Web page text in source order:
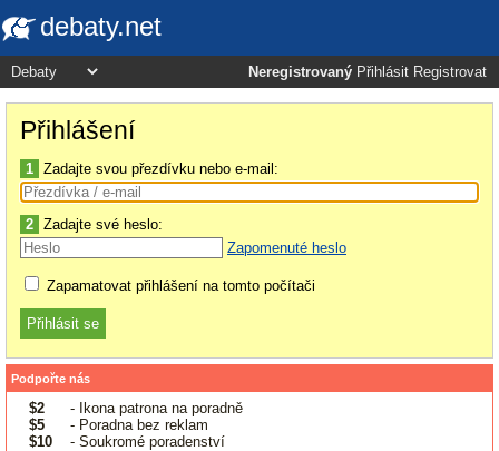
debaty.net
Neregistrovaný Přihlásit Registrovat
Přihlášení
1 Zadajte svou přezdívku nebo e-mail:
2 Zadajte své heslo:
Zapomenuté heslo
Zapamatovat přihlášení na tomto počítači
Podpořte nás
$2
- Ikona patrona na poradně
$5
- Poradna bez reklam
$10
- Soukromé poradenství